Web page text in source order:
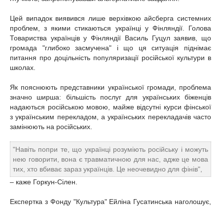
Цей випадок виявився лише верхівкою айсберга системних
проблем, з якими стикаються українці у Фінляндії. Голова
Товариства українців у Фінляндії Василь Гуцул заявив, що
громада "глибоко засмучена" і що ця ситуація піднімає
питання про доцільність популяризації російської культури в
школах.
Як пояснюють представники української громади, проблема
значно ширша: більшість послуг для українських біженців
надаються російською мовою, майже відсутні курси фінської
з українським перекладом, а українських перекладачів часто
замінюють на російських.
"Навіть попри те, що українці розуміють російську і можуть
нею говорити, вона є травматичною для нас, адже це мова
тих, хто вбиває зараз українців. Це неочевидно для фінів",
– каже Горкун-Сілен.
Експертка з Фонду "Культура" Ейліна Гусатинська наголошує,